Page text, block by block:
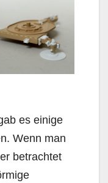
es einige
Wenn man
betrachtet